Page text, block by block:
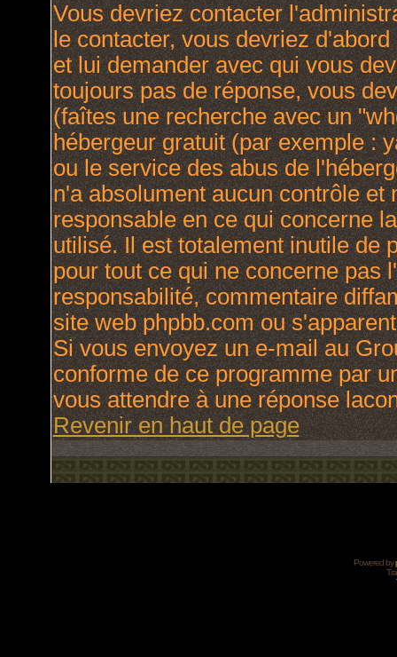
Vous devriez contacter
le contacter, vous devriez
et lui demander avec qui vous
toujours pas de réponse, vous
(faîtes une recherche avec un
hébergeur gratuit (par exemple :
ou le service des abus de
n'a absolument aucun contrôle et
responsable en ce qui concerne
utilisé. Il est totalement inutile de
pour tout ce qui ne concerne pas
responsabilité, commentaire
site web phpbb.com ou
Si vous envoyez un e-mail au
conforme de ce programme par
vous attendre à une réponse
Revenir en haut de page
Powered by